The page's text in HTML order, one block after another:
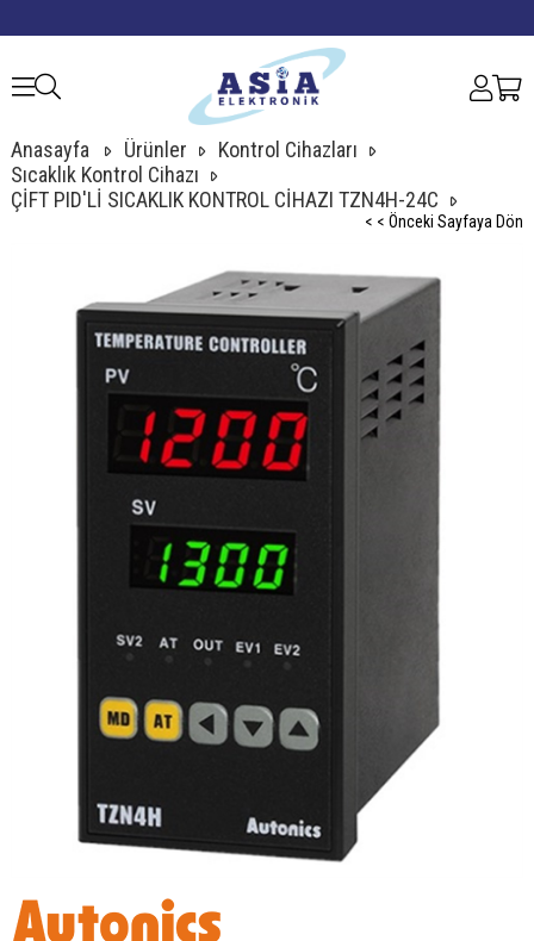
Anasayfa Ürünler
Kontrol Cihazları
Sıcaklık Kontrol Cihazı
ÇİFT PID'Lİ SICAKLIK KONTROL CİHAZI TZN4H-24C
< < Önceki Sayfaya Dön